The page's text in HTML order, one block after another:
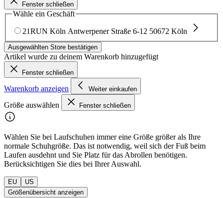
Fenster schließen
Wähle ein Geschäft
21RUN Köln Antwerpener Straße 6-12 50672 Köln
Ausgewählten Store bestätigen
Artikel wurde zu deinem Warenkorb hinzugefügt
Fenster schließen
Warenkorb anzeigen Weiter einkaufen
Größe auswählen Fenster schließen
Wählen Sie bei Laufschuhen immer eine Größe größer als Ihre
normale Schuhgröße. Das ist notwendig, weil sich der Fuß beim
Laufen ausdehnt und Sie Platz für das Abrollen benötigen.
Berücksichtigen Sie dies bei Ihrer Auswahl.
EU
US
Größenübersicht anzeigen